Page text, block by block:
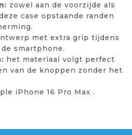
zowel aan de voorzijde als
case opstaande randen
met extra grip tijdens
smartphone.
het materiaal volgt perfect
van de knoppen zonder het
iPhone 16 Pro Max .